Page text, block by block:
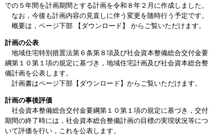
での５年間を計画期間とする計画を令和８年２月に作成しました。
なお，今後も計画内容の見直しに伴う変更を随時行う予定です。
概要は，ページ下部 【ダウンロード】 からご覧いただけます。
計画の公表
地域住宅特別措置法第６条第８項及び社会資本整備総合交付金要
綱第１０第１項の規定に基づき，地域住宅計画及び社会資本総合整
備計画を公表します。
計画書はページ下部【ダウンロード】からご覧いただけます。
計画の事後評価
社会資本整備総合交付金要綱第１０第１項の規定に基づき，交付
期間の終了時には，社会資本総合整備計画の目標の実現状況等につ
いて評価を行い，これを公表します。